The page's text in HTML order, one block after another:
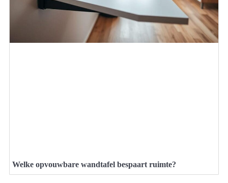
Welke opvouwbare wandtafel bespaart ruimte?